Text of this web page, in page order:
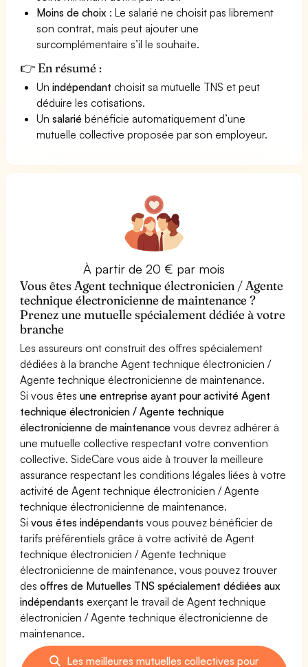
Moins de choix : Le salarié ne choisit pas librement
son contrat, mais peut ajouter une
surcomplémentaire s’il le souhaite.
👉 En résumé :
Unindépendant choisit sa mutuelle TNS et peut
déduire les cotisations.
Unsalarié bénéficie automatiquement d’une
mutuelle collective proposée par son employeur.
À partir de 20 € par mois
Vous êtes Agent technique électronicien / Agente
technique électronicienne de maintenance ?
Prenez une mutuelle spécialement dédiée à votre
branche
Les assureurs ont construit des offres spécialement
dédiées à la branche Agent technique électronicien /
Agente technique électronicienne de maintenance.
Si vous êtesune entreprise ayant pour activité Agent
technique électronicien / Agente technique
électronicienne de maintenance vous devrez adhérer à
une mutuelle collective respectant votre convention
collective. SideCare vous aide à trouver la meilleure
assurance respectant les conditions légales liées à votre
activité de Agent technique électronicien / Agente
technique électronicienne de maintenance.
Sivous êtes indépendants vous pouvez bénéficier de
tarifs préférentiels grâce à votre activité de Agent
technique électronicien / Agente technique
électronicienne de maintenance, vous pouvez trouver
desoffres de Mutuelles TNS spécialement dédiées aux
indépendants exerçant le travail de Agent technique
électronicien / Agente technique électronicienne de
maintenance.
Les meilleures mutuelles collectives pour